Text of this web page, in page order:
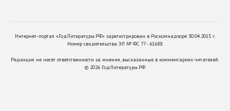
Интернет-портал «ГодЛитературы.РФ» зарегистрирован в Роскомнадзоре 30.04.2015 г.
Номер свидетельства ЭЛ № ФС 77 - 61688.
Редакция не несет ответственности за мнения, высказанные в комментариях читателей.
© 2026 ГодЛитературы.РФ